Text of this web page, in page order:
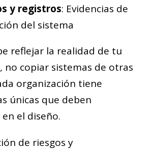
y registros: Evidencias de
del sistema
reflejar la realidad de tu
no copiar sistemas de otras
organización tiene
únicas que deben
el diseño.
de riesgos y